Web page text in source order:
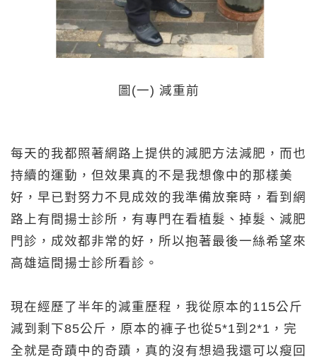
圖(一) 減重前
每天的我都照著網路上提供的減肥方法減肥，而也
持續的運動，但效果真的不是我想像中的那樣美
好，早已對努力不見成效的我準備放棄時，看到網
路上有間揚士診所，有專門在看植髮、掉髮、減肥
門診，成效都非常的好，所以抱著最後一絲希望來
高雄這間揚士診所看診。
現在經歷了半年的減重歷程，我從原本的115公斤
減到剩下85公斤，原本的褲子也從5*1到2*1，完
全就是奇蹟中的奇蹟，真的沒有想過我還可以瘦回